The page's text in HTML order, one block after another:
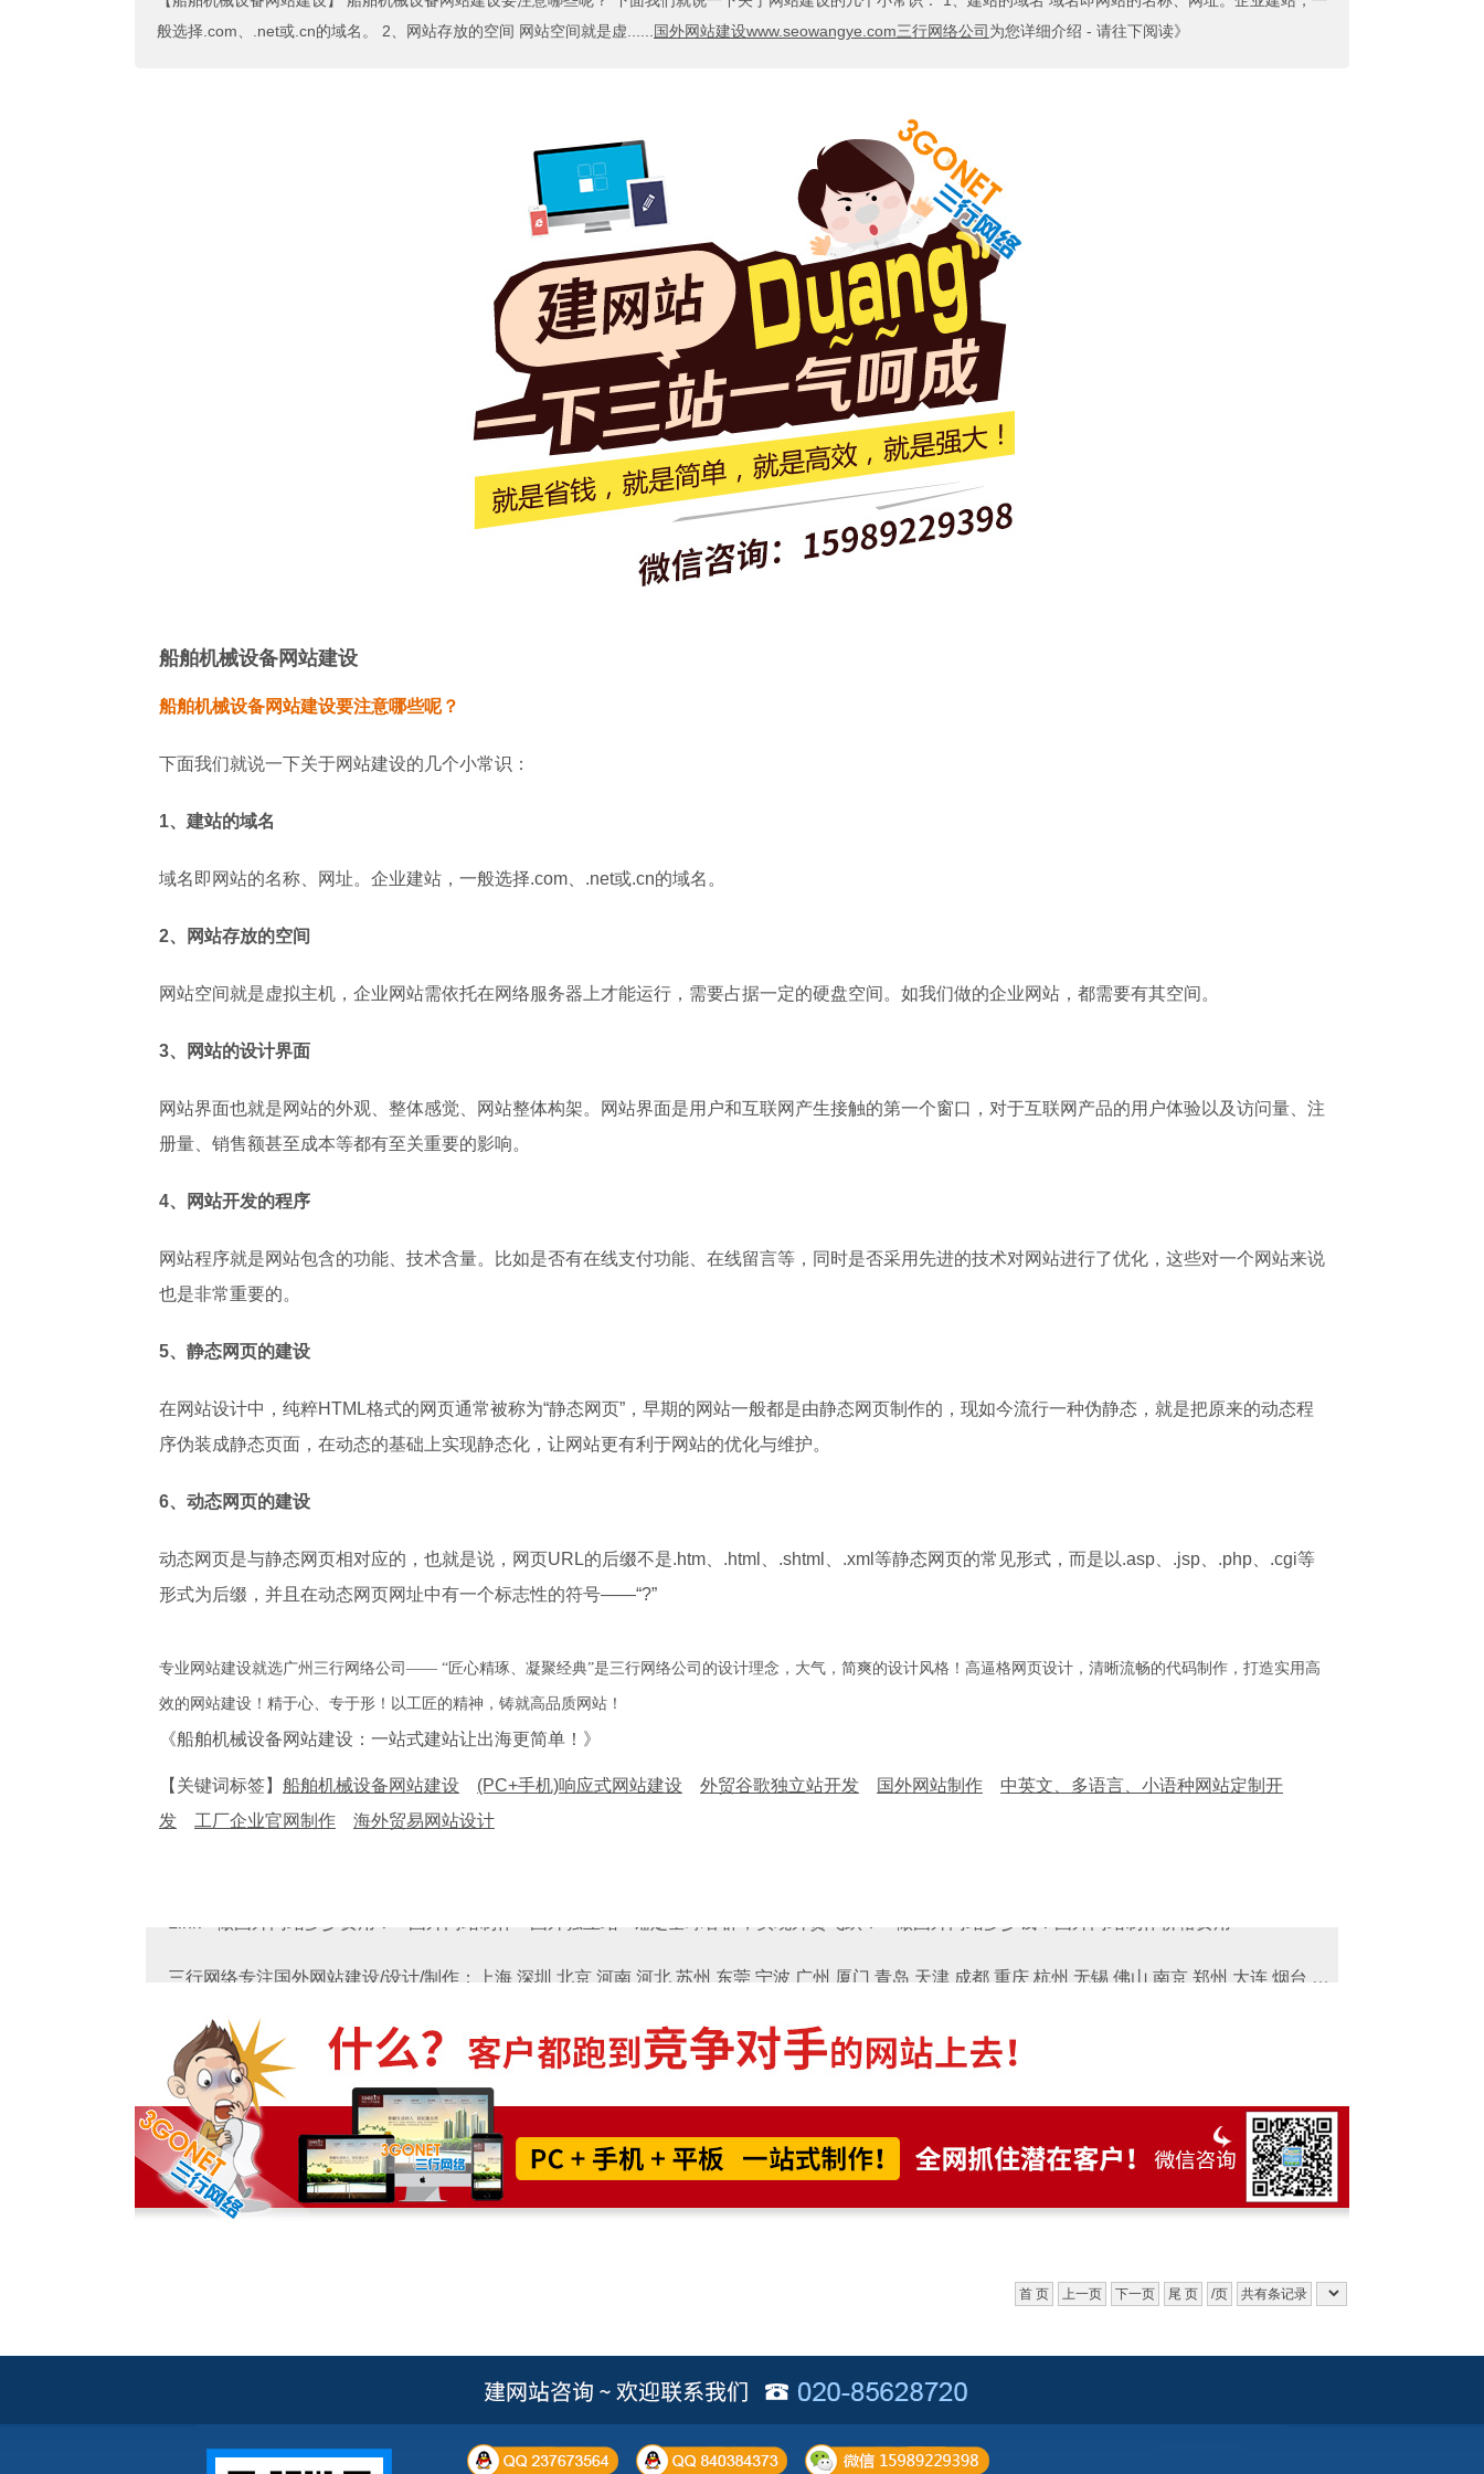
般选择.com、.net或.cn的域名。 2、网站存放的空间 网站空间就是虚......
国外网站建设www.seowangye.com三行网络公司 为您详细介绍 - 请往下阅读》
船舶机械设备网站建设
船舶机械设备网站建设要注意哪些呢？
下面我们就说一下关于网站建设的几个小常识：
1、建站的域名
域名即网站的名称、网址。企业建站，一般选择.com、.net或.cn的域名。
2、网站存放的空间
网站空间就是虚拟主机，企业网站需依托在网络服务器上才能运行，需要占据一定的硬盘空间。如我们做的企业网站，都需要有其空间。
3、网站的设计界面
网站界面也就是网站的外观、整体感觉、网站整体构架。网站界面是用户和互联网产生接触的第一个窗口，对于互联网产品的用户体验以及访问量、注
册量、销售额甚至成本等都有至关重要的影响。
4、网站开发的程序
网站程序就是网站包含的功能、技术含量。比如是否有在线支付功能、在线留言等，同时是否采用先进的技术对网站进行了优化，这些对一个网站来说
也是非常重要的。
5、静态网页的建设
在网站设计中，纯粹HTML格式的网页通常被称为“静态网页”，早期的网站一般都是由静态网页制作的，现如今流行一种伪静态，就是把原来的动态程
序伪装成静态页面，在动态的基础上实现静态化，让网站更有利于网站的优化与维护。
6、动态网页的建设
动态网页是与静态网页相对应的，也就是说，网页URL的后缀不是.htm、.html、.shtml、.xml等静态网页的常见形式，而是以.asp、.jsp、.php、.cgi等
形式为后缀，并且在动态网页网址中有一个标志性的符号——“?”
专业网站建设就选广州三行网络公司—— “匠心精琢、凝聚经典”是三行网络公司的设计理念，大气，简爽的设计风格！高逼格网页设计，清晰流畅的代码制作，打造实用高
效的网站建设！精于心、专于形！以工匠的精神，铸就高品质网站！
《船舶机械设备网站建设：一站式建站让出海更简单！》
【关键词标签】 船舶机械设备网站建设 (PC+手机)响应式网站建设 外贸谷歌独立站开发 国外网站制作
中英文、多语言、小语种网站定制开
发
工厂企业官网制作 海外贸易网站设计
首 页 上一页 下一页 尾 页 /页 共有条记录